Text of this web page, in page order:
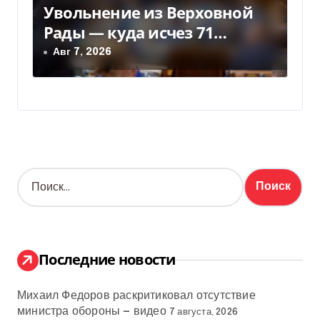
Увольнение из Верховной
Рады — куда исчез 71
народный депутат за семь
лет
Авг 7, 2026
Н
а
:
Последние новости
Михаил Федоров раскритиковал отсутствие
министра обороны — видео 7 августа, 2026